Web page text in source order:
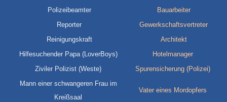
Polizeibeamter
Bauarbeiter
Reporter
Gewerkschaftsvertreter
Reinigungskraft
Architekt
Hilfesuchender Papa (LoverBoys)
Hotelmanager
Ziviler Polizist (Weste)
Spurensicherung (Polizei)
Mann einer schwangeren Frau im
Kreißsaal
Vater eines Mordopfers